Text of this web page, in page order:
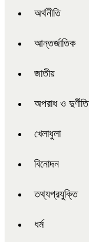
অর্থনীতি
আন্তর্জাতিক
জাতীয়
অপরাধ ও দুর্ণীতি
খেলাধুলা
বিনোদন
তথ্যপ্রযুক্তি
ধর্ম